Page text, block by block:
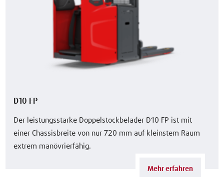
D10 FP
Der leistungsstarke Doppelstockbelader D10 FP ist mit
einer Chassisbreite von nur 720 mm auf kleinstem Raum
extrem manövrierfähig.
Mehr erfahren